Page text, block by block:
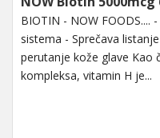
BIOTIN - NOW
sistema - Sprečava
perutanje kože glave Kao
kompleksa, vitamin H je...